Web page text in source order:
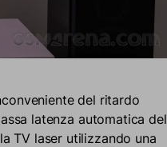
del ritardo
latenza automatica del
TV laser utilizzando una